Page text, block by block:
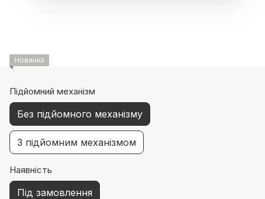
Новинка
Підйомний механізм
Без підйомного механізму
З підйомним механізмом
Наявність
Під замовлення